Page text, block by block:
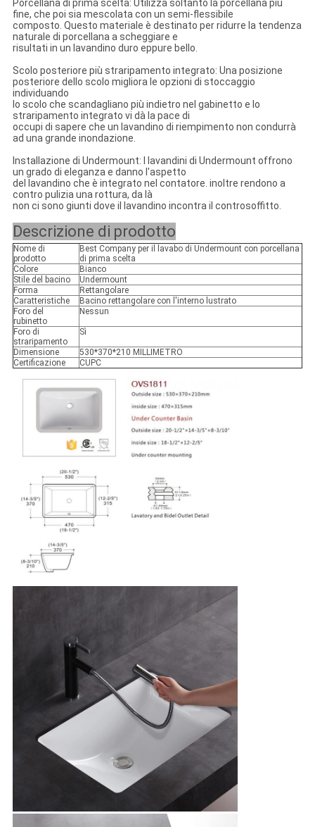
Porcellana di prima scelta: Utilizza soltanto la porcellana più
fine, che poi sia mescolata con un semi-flessibile
composto. Questo materiale è destinato per ridurre la tendenza
naturale di porcellana a scheggiare e
risultati in un lavandino duro eppure bello.
Scolo posteriore più straripamento integrato: Una posizione
posteriore dello scolo migliora le opzioni di stoccaggio
individuando
lo scolo che scandagliano più indietro nel gabinetto e lo
straripamento integrato vi dà la pace di
occupi di sapere che un lavandino di riempimento non condurrà
ad una grande inondazione.
Installazione di Undermount: I lavandini di Undermount offrono
un grado di eleganza e danno l'aspetto
del lavandino che è integrato nel contatore. inoltre rendono a
contro pulizia una rottura, da là
non ci sono giunti dove il lavandino incontra il controsoffitto.
Descrizione di prodotto
Nome di
prodotto
Best Company per il lavabo di Undermount con porcellana
di prima scelta
Colore
Bianco
Stile del bacino
Undermount
Forma
Rettangolare
Caratteristiche
Bacino rettangolare con l'interno lustrato
Foro del
rubinetto
Nessun
Foro di
straripamento
Sì
Dimensione
530*370*210 MILLIMETRO
Certificazione
CUPC